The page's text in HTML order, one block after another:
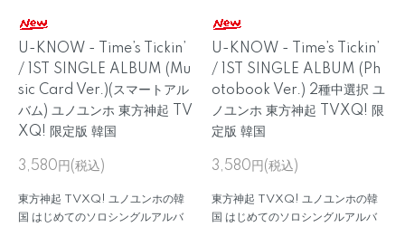
U-KNOW - Time’s Tickin’
/ 1ST SINGLE ALBUM (Mu
sic Card Ver.)(スマートアル
バム) ユノユンホ 東方神起 TV
XQ! 限定版 韓国
3,580円(税込)
東方神起 TVXQ! ユノユンホの韓
国 はじめてのソロシングルアルバ
U-KNOW - Time’s Tickin’
/ 1ST SINGLE ALBUM (Ph
otobook Ver.) 2種中選択 ユ
ノユンホ 東方神起 TVXQ! 限
定版 韓国
3,580円(税込)
東方神起 TVXQ! ユノユンホの韓
国 はじめてのソロシングルアルバ